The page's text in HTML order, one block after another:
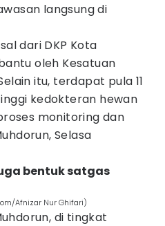
langsung di
dari DKP Kota
oleh Kesatuan
itu, terdapat pula 11
kedokteran hewan
monitoring dan
Selasa
bentuk satgas
Afnizar Nur Ghifari)
di tingkat